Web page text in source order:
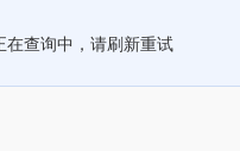
在查询中，请刷新重试